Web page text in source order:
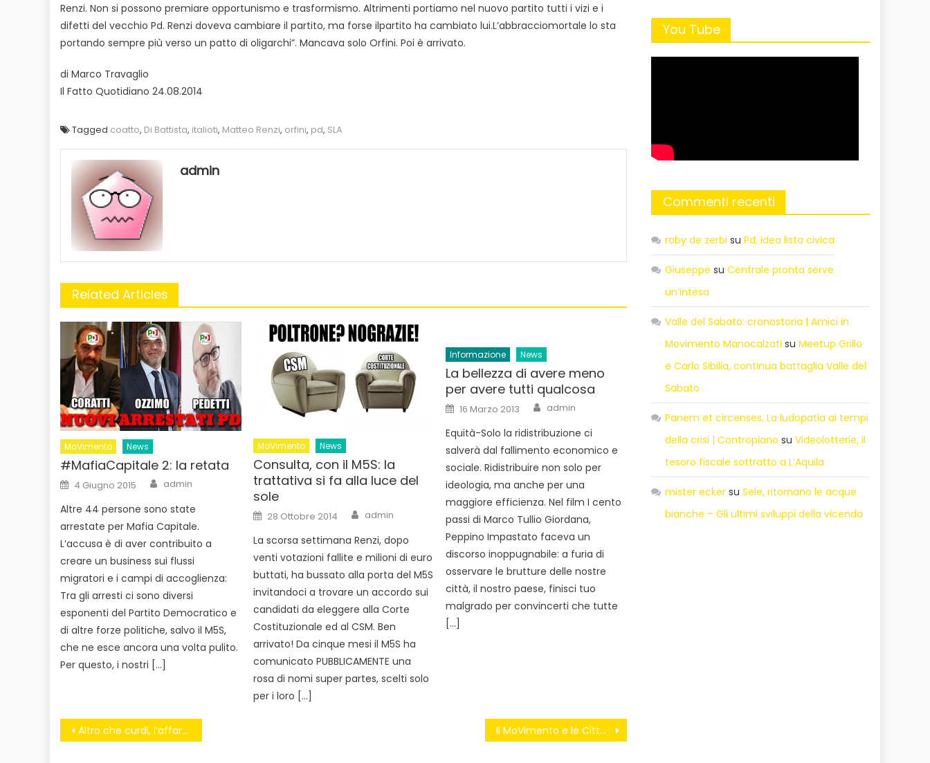
Renzi. Non si possono premiare opportunismo e trasformismo. Altrimenti portiamo nel nuovo partito tutti i vizi e i
difetti del vecchio Pd. Renzi doveva cambiare il partito, ma forse ilpartito ha cambiato lui.L’abbracciomortale lo sta
portando sempre più verso un patto di oligarchi”. Mancava solo Orfini. Poi è arrivato.
di Marco Travaglio
Il Fatto Quotidiano 24.08.2014
Tagged coatto, Di Battista, italioti, Matteo Renzi, orfini, pd, SLA
admin
Related Articles
MoVimento News
#MafiaCapitale 2: la retata
Posted
on
4 Giugno 2015 Author
admin
Altre 44 persone sono state
arrestate per Mafia Capitale.
L’accusa è di aver contribuito a
creare un business sui flussi
migratori e i campi di accoglienza:
Tra gli arresti ci sono diversi
esponenti del Partito Democratico e
di altre forze politiche, salvo il M5S,
che ne esce ancora una volta pulito.
Per questo, i nostri […]
MoVimento News
Consulta, con il M5S: la
trattativa si fa alla luce del
sole
Posted
on
28 Ottobre 2014 Author
admin
La scorsa settimana Renzi, dopo
venti votazioni fallite e milioni di euro
buttati, ha bussato alla porta del M5S
invitandoci a trovare un accordo sui
candidati da eleggere alla Corte
Costituzionale ed al CSM. Ben
arrivato! Da cinque mesi il M5S ha
comunicato PUBBLICAMENTE una
rosa di nomi super partes, scelti solo
per i loro […]
Informazione News
La bellezza di avere meno
per avere tutti qualcosa
Posted
on
16 Marzo 2013 Author
admin
Equità-Solo la ridistribuzione ci
salverà dal fallimento economico e
sociale. Ridistribuire non solo per
ideologia, ma anche per una
maggiore efficienza. Nel film I cento
passi di Marco Tullio Giordana,
Peppino Impastato faceva un
discorso inoppugnabile: a furia di
osservare le brutture delle nostre
città, il nostro paese, finisci tuo
malgrado per convincerti che tutte
[…]
Navigazione
Altro che curdi, l’affare sono le armi Il MoVimento e le Città metropolitane
You Tube
Commenti recenti
roby de zerbi suPd, idea lista civica
Giuseppe suCentrale pronta serve
un’intesa
Valle del Sabato: cronostoria | Amici in
Movimento Manocalzati suMeetup Grillo
e Carlo Sibilia, continua battaglia Valle del
Sabato
Panem et circenses. La ludopatia ai tempi
della crisi | Contropiano suVideolotterie, il
tesoro fiscale sottratto a L’Aquila
mister ecker suSele, ritornano le acque
bianche – Gli ultimi sviluppi della vicenda